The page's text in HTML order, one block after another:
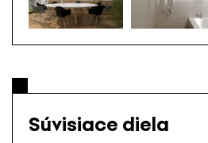
Súvisiace diela